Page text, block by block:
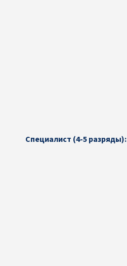
Специалист (4-5 разряды):